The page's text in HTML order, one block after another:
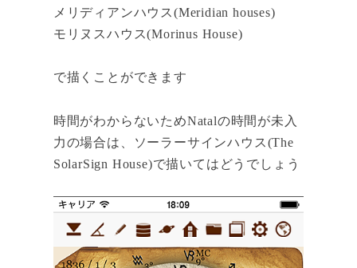
メリディアンハウス(Meridian houses)
モリヌスハウス(Morinus House)
で描くことができます
時間がわからないためNatalの時間が未入
力の場合は、ソーラーサインハウス(The
SolarSign House)で描いてはどうでしょう